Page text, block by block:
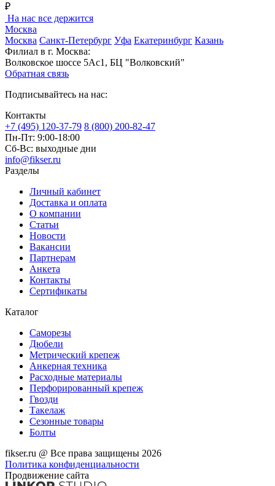
₽
На нас все держится
Москва
Москва Санкт-Петербург Уфа Екатеринбург Казань
Филиал в г. Москва:
Волковское шоссе 5Ас1, БЦ "Волковский"
Обратная связь
Подписывайтесь на нас:
Контакты
+7 (495) 120-37-79 8 (800) 200-82-47
Пн-Пт: 9:00-18:00
Сб-Вс: выходные дни
info@fikser.ru
Разделы
Личный кабинет
Доставка и оплата
О компании
Статьи
Новости
Вакансии
Партнерам
Анкета
Контакты
Сертификаты
Каталог
Саморезы
Дюбели
Метрический крепеж
Анкерная техника
Расходные материалы
Перфорированный крепеж
Гвозди
Такелаж
Сезонные товары
Болты
fikser.ru @ Все права защищены 2026
Политика конфиденциальности
Продвижение сайта